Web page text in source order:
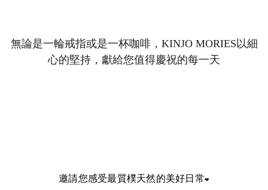
無論是一輪戒指或是一杯咖啡，KINJO MORIES以細
心的堅持，獻給您值得慶祝的每一天
邀請您感受最質樸天然的美好日常 ❤︎